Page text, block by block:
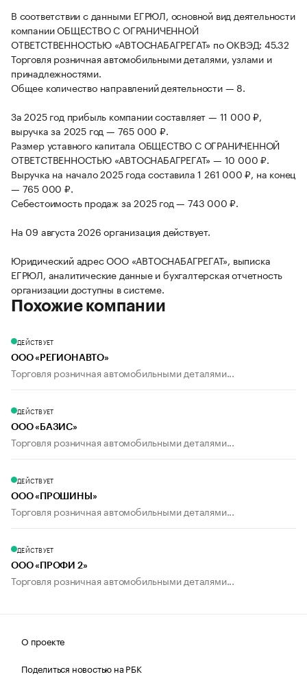
В соответствии с данными ЕГРЮЛ, основной вид деятельности
компании ОБЩЕСТВО С ОГРАНИЧЕННОЙ
ОТВЕТСТВЕННОСТЬЮ «АВТОСНАБАГРЕГАТ» по ОКВЭД: 45.32
Торговля розничная автомобильными деталями, узлами и
принадлежностями.
Общее количество направлений деятельности — 8.
За 2025 год прибыль компании составляет — 11 000 ₽,
выручка за 2025 год — 765 000 ₽.
Размер уставного капитала ОБЩЕСТВО С ОГРАНИЧЕННОЙ
ОТВЕТСТВЕННОСТЬЮ «АВТОСНАБАГРЕГАТ» — 10 000 ₽.
Выручка на начало 2025 года составила 1 261 000 ₽, на конец
— 765 000 ₽.
Себестоимость продаж за 2025 год — 743 000 ₽.
На 09 августа 2026 организация действует.
Юридический адрес ООО «АВТОСНАБАГРЕГАТ», выписка
ЕГРЮЛ, аналитические данные и бухгалтерская отчетность
организации доступны в системе.
Похожие компании
ДЕЙСТВУЕТ
ООО «РЕГИОНАВТО»
Торговля розничная автомобильными деталями...
ДЕЙСТВУЕТ
ООО «БАЗИС»
Торговля розничная автомобильными деталями...
ДЕЙСТВУЕТ
ООО «ПРОШИНЫ»
Торговля розничная автомобильными деталями...
ДЕЙСТВУЕТ
ООО «ПРОФИ 2»
Торговля розничная автомобильными деталями...
О проекте
Поделиться новостью на РБК